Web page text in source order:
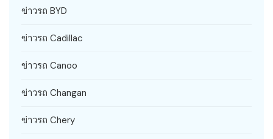
ข่าวรถ BYD
ข่าวรถ Cadillac
ข่าวรถ Canoo
ข่าวรถ Changan
ข่าวรถ Chery